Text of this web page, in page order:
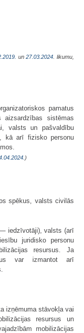
un27.03.2024 . likumu,
pamatus
sistēmas
valsts un pašvaldību
kā arī fizisko personu
)
spēkus, valsts civilās
iedzīvotāji), valsts (arī
juridisko personu
resursus. Ja
var izmantot arī
izņēmuma stāvokļa vai
resursus un
mobilizācijas